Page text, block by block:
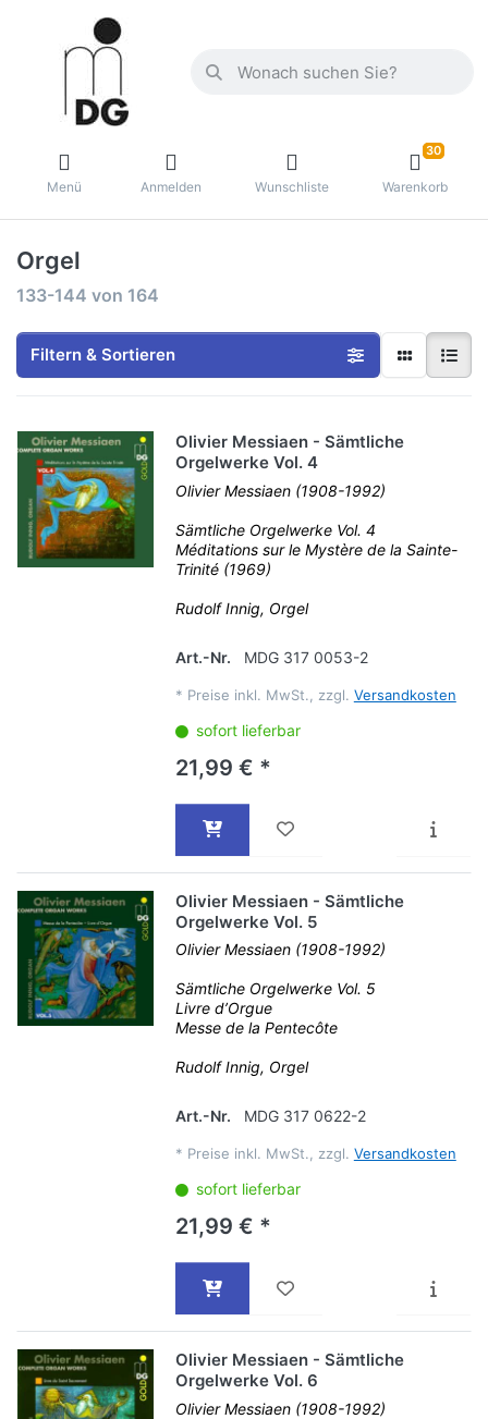
Menü Anmelden Wunschliste
30
Warenkorb
Orgel
133-144 von 164
Filtern & Sortieren
Olivier Messiaen - Sämtliche
Orgelwerke Vol. 4
Olivier Messiaen (1908-1992)
Sämtliche Orgelwerke Vol. 4
Méditations sur le Mystère de la Sainte-
Trinité (1969)
Rudolf Innig, Orgel
Art.-Nr. MDG 317 0053-2
* Preise inkl. MwSt., zzgl. Versandkosten
sofort lieferbar
21,99 € *
Olivier Messiaen - Sämtliche
Orgelwerke Vol. 5
Olivier Messiaen (1908-1992)
Sämtliche Orgelwerke Vol. 5
Livre d’Orgue
Messe de la Pentecôte
Rudolf Innig, Orgel
Art.-Nr. MDG 317 0622-2
* Preise inkl. MwSt., zzgl. Versandkosten
sofort lieferbar
21,99 € *
Olivier Messiaen - Sämtliche
Orgelwerke Vol. 6
Olivier Messiaen (1908-1992)